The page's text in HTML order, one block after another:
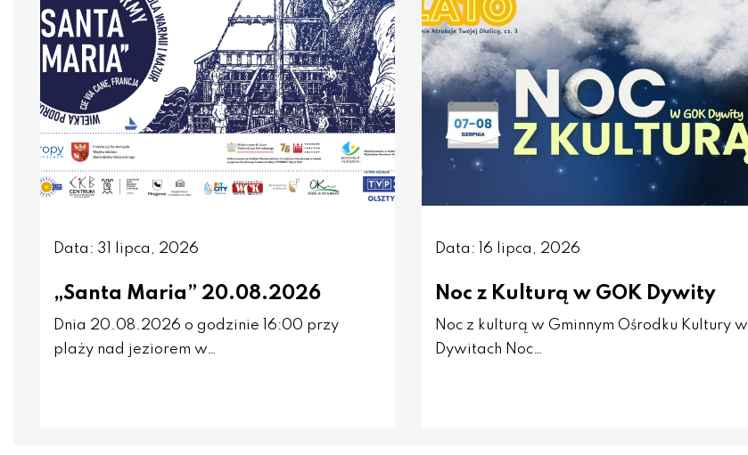
Data: 31 lipca, 2026
„Santa Maria” 20.08.2026
Dnia 20.08.2026 o godzinie 16:00 przy
plaży nad jeziorem w…
Data: 16 lipca, 2026
Noc z Kulturą w GOK Dywity
Noc z kulturą w Gminnym Ośrodku Kultury w
Dywitach Noc…